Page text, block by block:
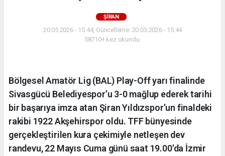
ŞİRAN
20.05.2026 - 15:44, Güncelleme: 20.05.2026 - 15:44
58710+ kez okundu.
Bölgesel Amatör Lig (BAL) Play-Off yarı finalinde
Sivasgücü Belediyespor’u 3-0 mağlup ederek tarihi
bir başarıya imza atan Şiran Yıldızspor’un finaldeki
rakibi 1922 Akşehirspor oldu. TFF bünyesinde
gerçekleştirilen kura çekimiyle netleşen dev
randevu, 22 Mayıs Cuma günü saat 19.00’da İzmir